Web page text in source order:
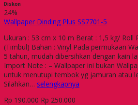
Diskon
24%
Wallpaper Dinding Plus SS7701-5
Ukuran : 53 cm x 10 m Berat : 1,5 kg/ Roll
(Timbul) Bahan : Vinyl Pada permukaan
5 tahun, mudah dibersihkan dengan kain
Import Note : – Wallpaper ini bukan
untuk menutupi tembok yg jamuran atau
Silahkan… selengkapnya
Rp 190.000 Rp 250.000